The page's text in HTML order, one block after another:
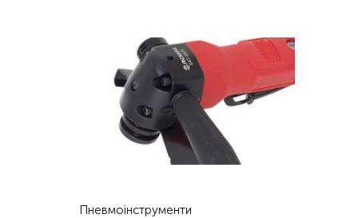
Пневмоінструменти